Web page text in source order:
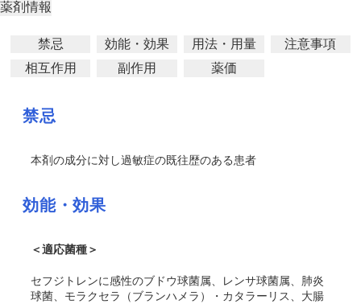
薬剤情報
禁忌 効能・効果 用法・用量
注意事項
相互作用
副作用 薬価
禁忌
本剤の成分に対し過敏症の既往歴のある患者
効能・効果
＜適応菌種＞
セフジトレンに感性のブドウ球菌属、レンサ球菌属、肺炎
球菌、モラクセラ（ブランハメラ）・カタラーリス、大腸